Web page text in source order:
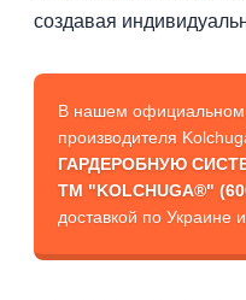
создавая
В нашем официальном
производителя
ГАРДЕРОБНУЮ
ТМ "KOLCHUGA®"
доставкой по Украине